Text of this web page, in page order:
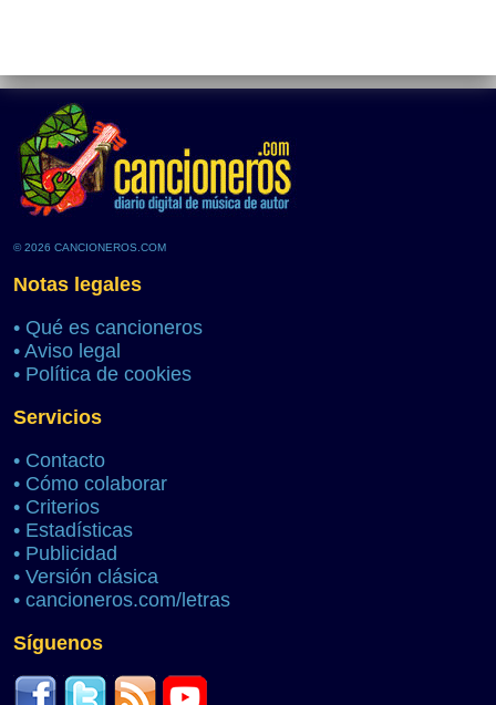
© 2026 CANCIONEROS.COM
Notas legales
• Qué es cancioneros
• Aviso legal
• Política de cookies
Servicios
• Contacto
• Cómo colaborar
• Criterios
• Estadísticas
• Publicidad
• Versión clásica
• cancioneros.com/letras
Síguenos